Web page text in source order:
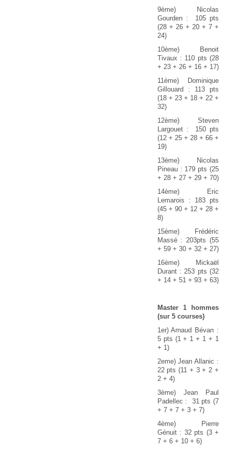
9ème) Nicolas
Gourden : 105 pts
(28 + 26 + 20 + 7 +
24)
10ème) Benoit
Tivaux : 110 pts (28
+ 23 + 26 + 16 + 17)
11ème) Dominique
Gillouard : 113 pts
(18 + 23 + 18 + 22 +
32)
12ème) Steven
Largouet : 150 pts
(12 + 25 + 28 + 66 +
19)
13ème) Nicolas
Pineau : 179 pts (25
+ 28 + 27 + 29 + 70)
14ème) Eric
Lemarois : 183 pts
(45 + 90 + 12 + 28 +
8)
15ème) Frédéric
Massé : 203pts (55
+ 59 + 30 + 32 + 27)
16ème) Mickaël
Durant : 253 pts (32
+ 14 + 51 + 93 + 63)
Master 1 hommes
(sur 5 courses)
1er) Arnaud Bévan :
5 pts (1 + 1 + 1 + 1
+ 1)
2eme) Jean Allanic :
22 pts (11 + 3 + 2 +
2 + 4)
3ème) Jean Paul
Padellec : 31 pts (7
+ 7 + 7 + 3 + 7)
4ème) Pierre
Génuit : 32 pts (3 +
7 + 6 + 10 + 6)